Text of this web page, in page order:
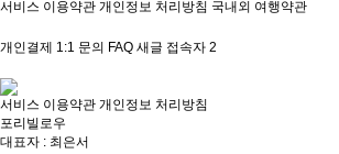
서비스 이용약관 개인정보 처리방침 국내외 여행약관
개인결제 1:1 문의 FAQ 새글 접속자 2
서비스 이용약관 개인정보 처리방침
포리빌로우
대표자 : 최은서